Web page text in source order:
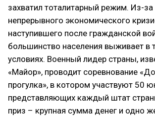
захватил тоталитарный режим. Из-за
непрерывного экономического
наступившего после гражданской
большинство населения выживает в
условиях. Военный лидер страны,
«Майор», проводит соревнование
прогулка», в котором участвуют 50
представляющих каждый штат
приз – крупная сумма денег и одно